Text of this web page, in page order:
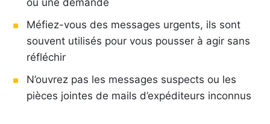
Méfiez-vous des messages urgents, ils sont
souvent utilisés pour vous pousser à agir sans
réfléchir
N’ouvrez pas les messages suspects ou les
pièces jointes de mails d’expéditeurs inconnus